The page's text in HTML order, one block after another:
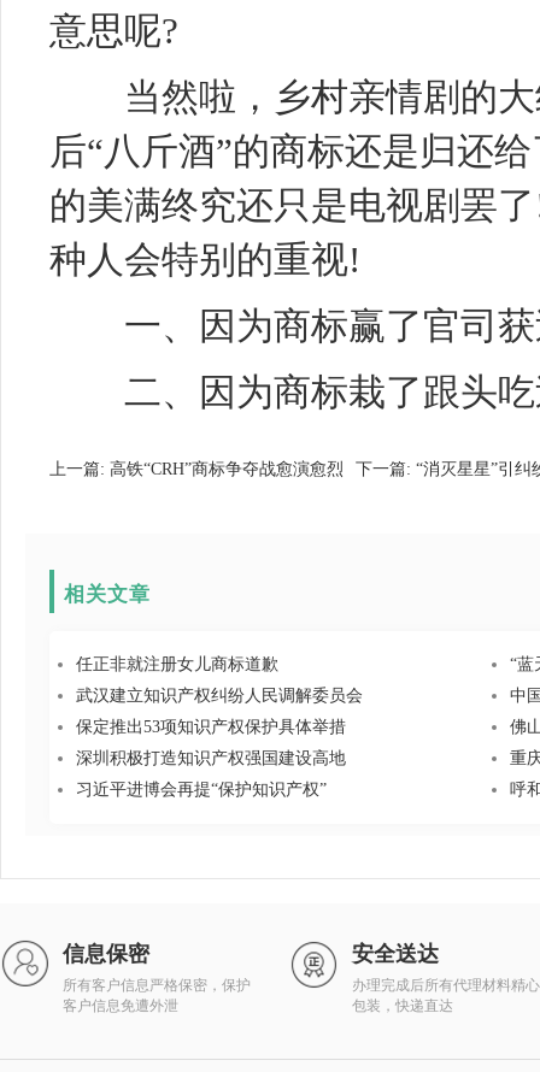
意思呢?
当然啦，乡村亲情剧的大
后“八斤酒”的商标还是归还
的美满终究还只是电视剧罢
种人会特别的重视!
一、因为商标赢了官司获
二、因为商标栽了跟头吃
上一篇: 高铁“CRH”商标争夺战愈演愈烈 下一篇: “消灭星星”引纠
相关文章
任正非就注册女儿商标道歉
“蓝
武汉建立知识产权纠纷人民调解委员会
中
保定推出53项知识产权保护具体举措
佛
深圳积极打造知识产权强国建设高地
重
习近平进博会再提“保护知识产权”
呼
信息保密
所有客户信息严格保密，保护
客户信息免遭外泄
安全送达
办理完成后所有代理材料精心
包装，快递直达